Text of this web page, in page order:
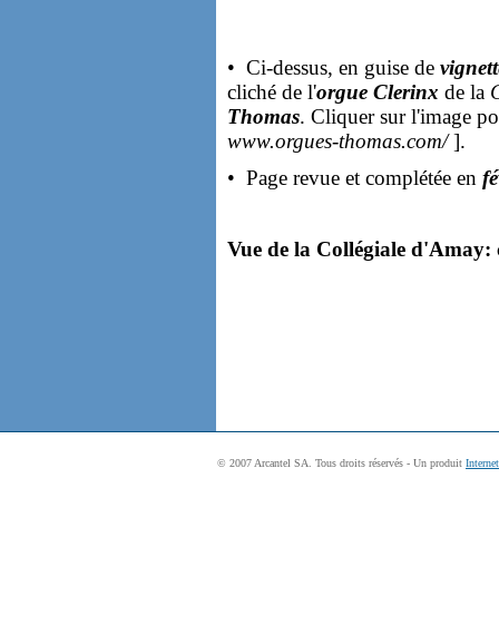
• Ci-dessus, en guise de
cliché de l'orgue Clerinx de la
Thomas. Cliquer sur l'image
www.orgues-thomas.com/].
• Page revue et complétée en
Vue de la Collégiale d'Amay:
© 2007 Arcantel SA. Tous droits réservés - Un produit